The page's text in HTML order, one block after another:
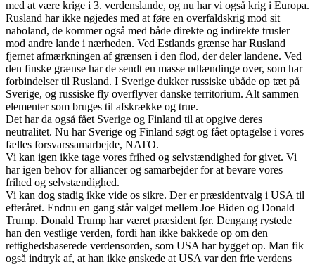
med at være krige i 3. verdenslande, og nu har vi også krig i Europa.
Rusland har ikke nøjedes med at føre en overfaldskrig mod sit
naboland, de kommer også med både direkte og indirekte trusler
mod andre lande i nærheden. Ved Estlands grænse har Rusland
fjernet afmærkningen af grænsen i den flod, der deler landene. Ved
den finske grænse har de sendt en masse udlændinge over, som har
forbindelser til Rusland. I Sverige dukker russiske ubåde op tæt på
Sverige, og russiske fly overflyver danske territorium. Alt sammen
elementer som bruges til afskrække og true.
Det har da også fået Sverige og Finland til at opgive deres
neutralitet. Nu har Sverige og Finland søgt og fået optagelse i vores
fælles forsvarssamarbejde, NATO.
Vi kan igen ikke tage vores frihed og selvstændighed for givet. Vi
har igen behov for alliancer og samarbejder for at bevare vores
frihed og selvstændighed.
Vi kan dog stadig ikke vide os sikre. Der er præsidentvalg i USA til
efteråret. Endnu en gang står valget mellem Joe Biden og Donald
Trump. Donald Trump har været præsident før. Dengang rystede
han den vestlige verden, fordi han ikke bakkede op om den
rettighedsbaserede verdensorden, som USA har bygget op. Man fik
også indtryk af, at han ikke ønskede at USA var den frie verdens